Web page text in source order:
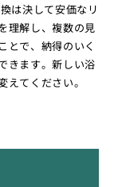
は決して安価なリ
理解し、複数の見
とで、納得のいく
きます。新しい浴
てください。